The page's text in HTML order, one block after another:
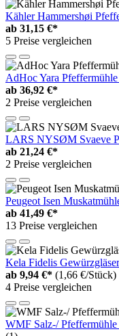
Kähler Hammershøi
ab 31,15 €*
5 Preise vergleichen
AdHoc Yara
ab 36,92 €*
2 Preise vergleichen
LARS NYSØM Svaeve
ab 21,24 €*
2 Preise vergleichen
Peugeot Isen
ab 41,49 €*
13 Preise vergleichen
Kela Fidelis
ab 9,94 €* (1,66 €/Stück)
4 Preise vergleichen
WMF Salz-/